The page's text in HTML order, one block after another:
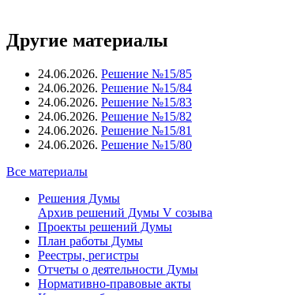
Другие материалы
24.06.2026. Решение №15/85
24.06.2026. Решение №15/84
24.06.2026. Решение №15/83
24.06.2026. Решение №15/82
24.06.2026. Решение №15/81
24.06.2026. Решение №15/80
Все материалы
Решения Думы
Архив решений Думы V созыва
Проекты решений Думы
План работы Думы
Реестры, регистры
Отчеты о деятельности Думы
Нормативно-правовые акты